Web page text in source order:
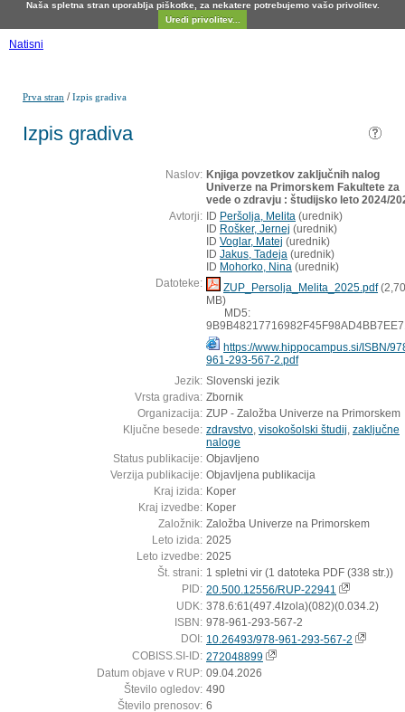
Naša spletna stran uporablja piškotke, za nekatere potrebujemo vašo privolitev.
Uredi privolitev...
Natisni
Prva stran /Izpis gradiva
Izpis gradiva
Naslov: Knjiga povzetkov zaključnih nalog
Univerze na Primorskem Fakultete za
vede o zdravju : študijsko leto 2024/
Avtorji: ID Peršolja, Melita (urednik)
ID Rošker, Jernej (urednik)
ID Voglar, Matej (urednik)
ID Jakus, Tadeja (urednik)
ID Mohorko, Nina (urednik)
Datoteke:
ZUP_Persolja_Melita_2025.pdf(2,70
MB)
MD5:
https://www.hippocampus.si/ISBN/
961-293-567-2.pdf
Jezik: Slovenski jezik
Vrsta gradiva: Zbornik
Organizacija: ZUP - Založba Univerze na Primorskem
Ključne besede: zdravstvo visokošolski študij zaključne
naloge
Status publikacije: Objavljeno
Verzija publikacije: Objavljena publikacija
Kraj izida: Koper
Kraj izvedbe: Koper
Založnik: Založba Univerze na Primorskem
Leto izida: 2025
Leto izvedbe: 2025
Št. strani: 1 spletni vir (1 datoteka PDF (338 str.))
PID: 20.500.12556/RUP-22941
UDK: 378.6:61(497.4Izola)(082)(0.034.2)
ISBN: 978-961-293-567-2
DOI: 10.26493/978-961-293-567-2
COBISS.SI-ID: 272048899
Datum objave v RUP: 09.04.2026
Število ogledov: 490
Število prenosov: 6